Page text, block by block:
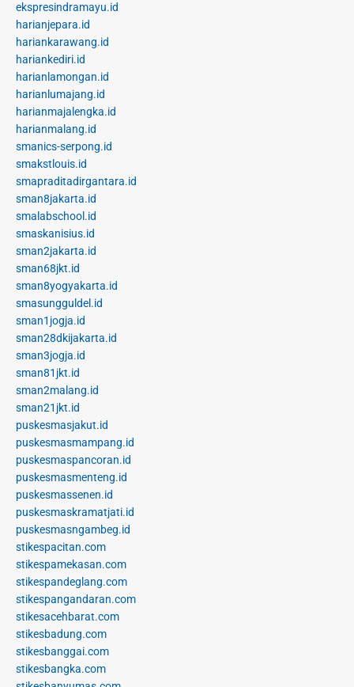
ekspresindramayu.id
harianjepara.id
hariankarawang.id
hariankediri.id
harianlamongan.id
harianlumajang.id
harianmajalengka.id
harianmalang.id
smanics-serpong.id
smakstlouis.id
smapraditadirgantara.id
sman8jakarta.id
smalabschool.id
smaskanisius.id
sman2jakarta.id
sman68jkt.id
sman8yogyakarta.id
smasungguldel.id
sman1jogja.id
sman28dkijakarta.id
sman3jogja.id
sman81jkt.id
sman2malang.id
sman21jkt.id
puskesmasjakut.id
puskesmasmampang.id
puskesmaspancoran.id
puskesmasmenteng.id
puskesmassenen.id
puskesmaskramatjati.id
puskesmasngambeg.id
stikespacitan.com
stikespamekasan.com
stikespandeglang.com
stikespangandaran.com
stikesacehbarat.com
stikesbadung.com
stikesbanggai.com
stikesbangka.com